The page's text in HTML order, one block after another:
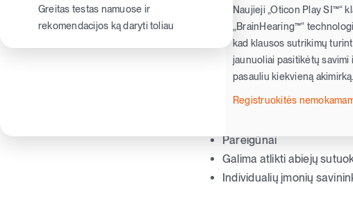
Kas
Pensininkai
Ūkininkai
Pareigūnai
Galima atlikti abiejų
Individualių įmonių
Naujieji „Oticon Play SI™“
„BrainHearing™“
kad klausos sutrikimų
jaunuoliai pasitikėtų savimi
pasauliu kiekvieną akimirką.
Registruokitės
Greitas testas namuose ir
rekomendacijos ką daryti toliau